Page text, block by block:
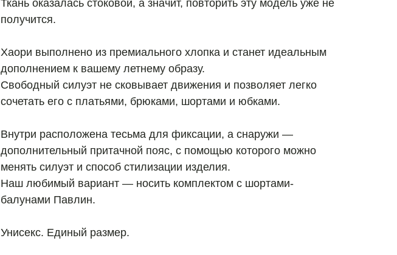
Ткань оказалась стоковой, а значит, повторить эту модель уже не
получится.
Хаори выполнено из премиального хлопка и станет идеальным
дополнением к вашему летнему образу.
Свободный силуэт не сковывает движения и позволяет легко
сочетать его с платьями, брюками, шортами и юбками.
Внутри расположена тесьма для фиксации, а снаружи —
дополнительный притачной пояс, с помощью которого можно
менять силуэт и способ стилизации изделия.
Наш любимый вариант — носить комплектом с шортами-
балунами Павлин.
Унисекс. Единый размер.